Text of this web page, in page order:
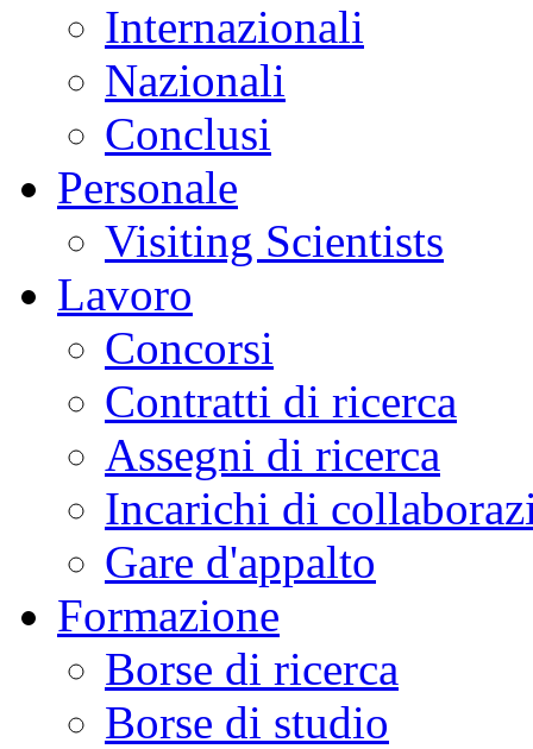
Internazionali
Nazionali
Conclusi
Personale
Visiting Scientists
Lavoro
Concorsi
Contratti di ricerca
Assegni di ricerca
Incarichi di
Gare d'appalto
Formazione
Borse di ricerca
Borse di studio